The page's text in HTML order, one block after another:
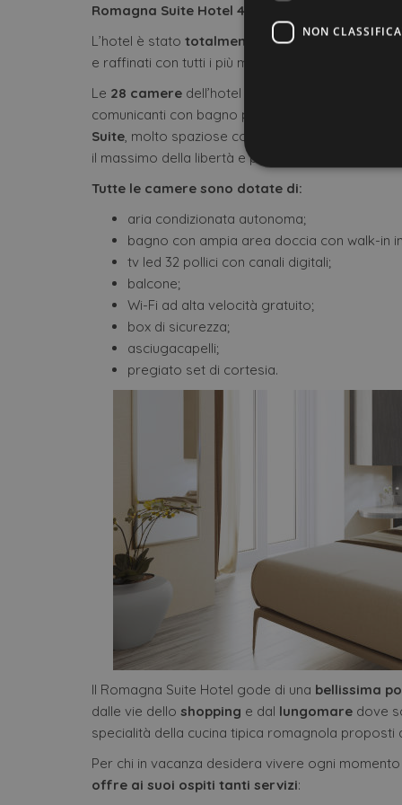
Romagna Suite Hotel 4 stelle di Gatteo Mare
L’hotel è stato totalmente rinnovato , con
e raffinati con tutti i più moderni servizi.
Le 28 camere dell’hotel sono dotate tutte di
comunicanti con bagno per vacanze in famiglia o
Suite, molto spaziose composte da zona notte
il massimo della libertà e piena autonomia.
Tutte le camere sono dotate di:
aria condizionata autonoma;
bagno con ampia area doccia con walk-in
tv led 32 pollici con canali digitali;
balcone;
Wi-Fi ad alta velocità gratuito;
box di sicurezza;
asciugacapelli;
pregiato set di cortesia.
Il Romagna Suite Hotel gode di una bellissima
dalle vie dello shopping e dal lungomare dove
specialità della cucina tipica romagnola proposti
Per chi in vacanza desidera vivere ogni
offre ai suoi ospiti tanti servizi:
NON
I cookie strettamente
web non può essere
LLC
_ga_98FWSF5QEH
IDE
YSC
VISITOR_INFO1_LIVE
_gcl_au
__Secure-